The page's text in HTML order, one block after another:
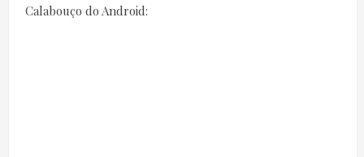
Calabouço do Android: